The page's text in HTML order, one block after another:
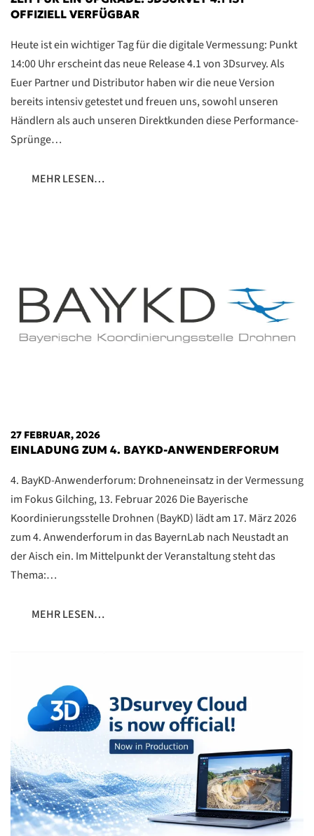
OFFIZIELL VERFÜGBAR
Heute ist ein wichtiger Tag für die digitale Vermessung: Punkt
14:00 Uhr erscheint das neue Release 4.1 von 3Dsurvey. Als
Euer Partner und Distributor haben wir die neue Version
bereits intensiv getestet und freuen uns, sowohl unseren
Händlern als auch unseren Direktkunden diese Performance-
Sprünge…
MEHR LESEN…
27 FEBRUAR, 2026
EINLADUNG ZUM 4. BAYKD-ANWENDERFORUM
4. BayKD-Anwenderforum: Drohneneinsatz in der Vermessung
im Fokus Gilching, 13. Februar 2026 Die Bayerische
Koordinierungsstelle Drohnen (BayKD) lädt am 17. März 2026
zum 4. Anwenderforum in das BayernLab nach Neustadt an
der Aisch ein. Im Mittelpunkt der Veranstaltung steht das
Thema:…
MEHR LESEN…